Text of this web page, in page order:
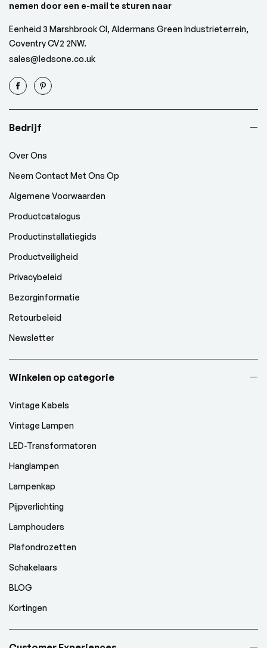
nemen door een e-mail te sturen naar
Eenheid 3 Marshbrook Cl, Aldermans Green Industrieterrein,
Coventry CV2 2NW.
sales@ledsone.co.uk
Bedrijf
Over Ons
Neem Contact Met Ons Op
Algemene Voorwaarden
Productcatalogus
Productinstallatiegids
Productveiligheid
Privacybeleid
Bezorginformatie
Retourbeleid
Newsletter
Winkelen op categorie
Vintage Kabels
Vintage Lampen
LED-Transformatoren
Hanglampen
Lampenkap
Pijpverlichting
Lamphouders
Plafondrozetten
Schakelaars
BLOG
Kortingen